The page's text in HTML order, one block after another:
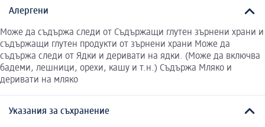
Алергени
Може да съдържа следи от Съдържащи глутен зърнени храни и
съдържащи глутен продукти от зърнени храни Може да
съдържа следи от Ядки и деривати на ядки. (Може да включва
бадеми, лешници, орехи, кашу и т.н.) Съдържа Мляко и
деривати на мляко
Указания за съхранение